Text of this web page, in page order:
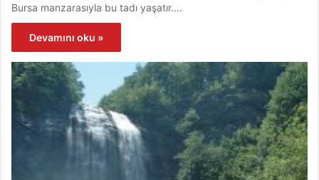
Bursa manzarasıyla bu tadı yaşatır.…
Devamını oku »